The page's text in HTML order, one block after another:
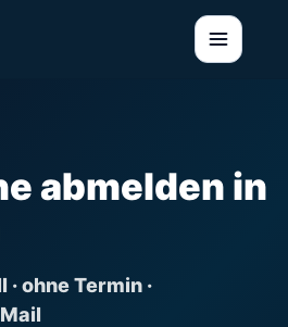
abmelden in
ohne Termin ·